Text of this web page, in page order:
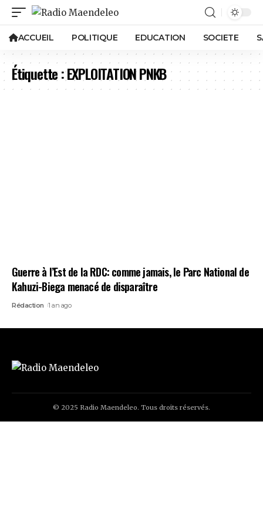
ACCUEIL POLITIQUE EDUCATION SOCIETE
Étiquette :EXPLOITATION PNKB
Guerre à l’Est de la RDC: comme jamais, le Parc National de
Kahuzi-Biega menacé de disparaître
Rédaction 1 an ago
© 2025 Radio Maendeleo. Tous droits réservés.